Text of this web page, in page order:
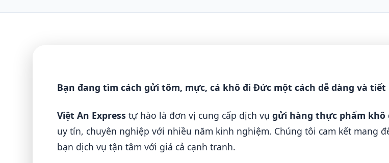
Bạn đang tìm cách gửi tôm, mực, cá khô đi Đức một cách dễ dàng và tiết
Việt An Express tự hào là đơn vị cung cấp dịch vụ gửi hàng thực phẩm khô
uy tín, chuyên nghiệp với nhiều năm kinh nghiệm. Chúng tôi cam kết mang
bạn dịch vụ tận tâm với giá cả cạnh tranh.